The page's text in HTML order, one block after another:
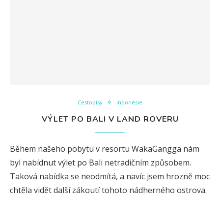
Cestopisy Indonésie
VÝLET PO BALI V LAND ROVERU
Během našeho pobytu v resortu WakaGangga nám
byl nabídnut výlet po Bali netradičním způsobem.
Taková nabídka se neodmítá, a navíc jsem hrozně moc
chtěla vidět další zákoutí tohoto nádherného ostrova.